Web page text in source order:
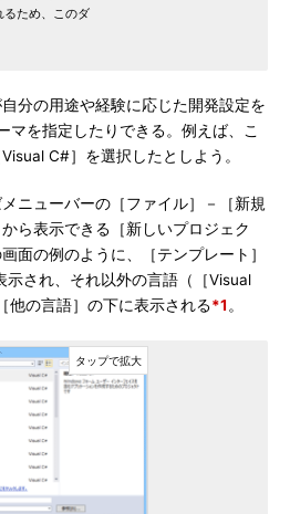
るため、このダ
分の用途や経験に応じた開発設定を
マを指定したりできる。例えば、こ
C#］を選択したとしよう。
ニューバーの［ファイル］－［新規
ら表示できる［新しいプロジェク
面の例のように、［テンプレート］
示され、それ以外の言語（［Visual
他の言語］の下に表示される*1 。